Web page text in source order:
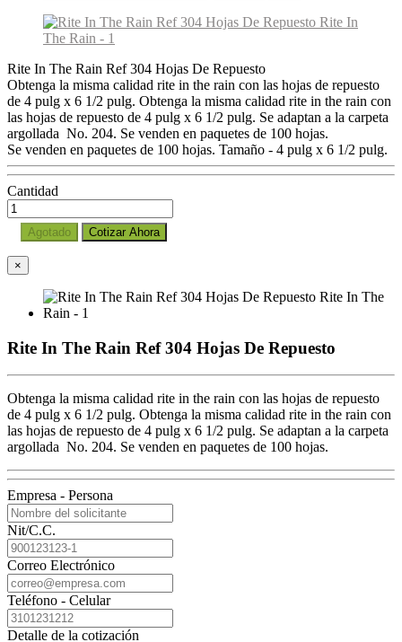
Rite In The Rain Ref 304 Hojas De Repuesto
Obtenga la misma calidad rite in the rain con las hojas de repuesto
de 4 pulg x 6 1/2 pulg. Obtenga la misma calidad rite in the rain con
las hojas de repuesto de 4 pulg x 6 1/2 pulg. Se adaptan a la carpeta
argollada No. 204. Se venden en paquetes de 100 hojas.
Se venden en paquetes de 100 hojas. Tamaño - 4 pulg x 6 1/2 pulg.
Cantidad
Agotado Cotizar Ahora
×
Rite In The Rain Ref 304 Hojas De Repuesto
Obtenga la misma calidad rite in the rain con las hojas de repuesto
de 4 pulg x 6 1/2 pulg. Obtenga la misma calidad rite in the rain con
las hojas de repuesto de 4 pulg x 6 1/2 pulg. Se adaptan a la carpeta
argollada No. 204. Se venden en paquetes de 100 hojas.
Empresa - Persona
Nit/C.C.
Correo Electrónico
Teléfono - Celular
Detalle de la cotización